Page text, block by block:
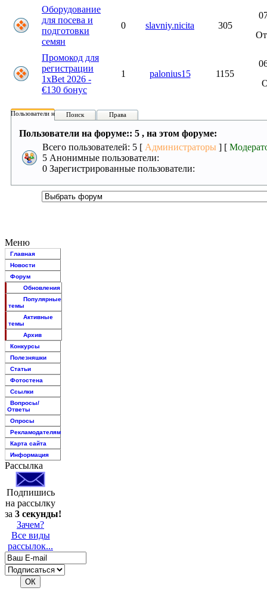
Оборудование
для посева и
подготовки
семян
0 slavniy.nicita 305
Промокод для
регистрации
1xBet 2026 -
€130 бонус
1 palonius15 1155
Пользователи на форуме:
Поиск Права
Пользователи на форуме:: 5 , на этом форуме:
Всего пользователей: 5 [ Администраторы ] [
5 Анонимные пользователи:
0 Зарегистрированные пользователи:
Меню
Главная
Новости
Форум
Обновления
Популярные
темы
Активные
темы
Архив
Конкурсы
Полезняшки
Статьи
Фотостена
Ссылки
Вопросы/
Ответы
Опросы
Рекламодателям
Карта сайта
Информация
Рассылка
Подпишись
на рассылку
за 3 секунды!
Зачем?
Все виды
рассылок...